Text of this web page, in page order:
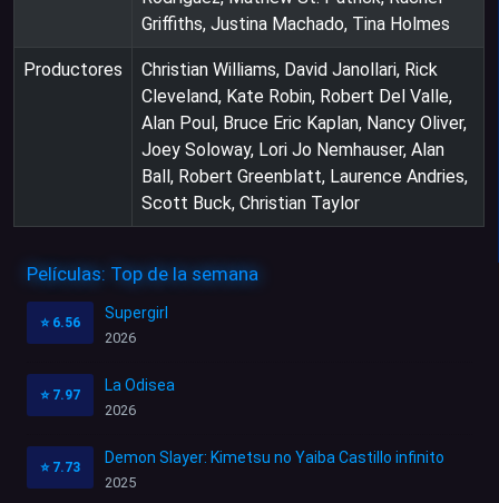
Griffiths, Justina Machado, Tina Holmes
Productores
Christian Williams, David Janollari, Rick
Cleveland, Kate Robin, Robert Del Valle,
Alan Poul, Bruce Eric Kaplan, Nancy Oliver,
Joey Soloway, Lori Jo Nemhauser, Alan
Ball, Robert Greenblatt, Laurence Andries,
Scott Buck, Christian Taylor
Películas: Top de la semana
⭐ 6.56
Supergirl
2026
⭐ 7.97
La Odisea
2026
⭐ 7.73
Demon Slayer: Kimetsu no Yaiba Castillo infinito
2025